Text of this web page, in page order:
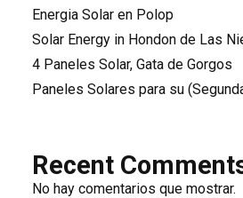
Energia Solar en Polop
Solar Energy in Hondon de Las
4 Paneles Solar, Gata de Gorgos
Paneles Solares para su
Recent
No hay comentarios que mostrar.